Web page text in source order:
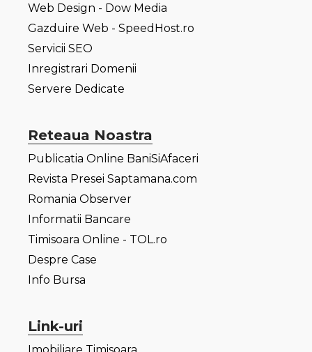
Web Design - Dow Media
Gazduire Web - SpeedHost.ro
Servicii SEO
Inregistrari Domenii
Servere Dedicate
Reteaua Noastra
Publicatia Online BaniSiAfaceri
Revista Presei Saptamana.com
Romania Observer
Informatii Bancare
Timisoara Online - TOL.ro
Despre Case
Info Bursa
Link-uri
Imobiliare Timisoara